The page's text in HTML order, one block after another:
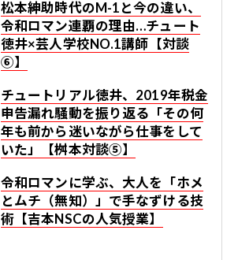
松本紳助時代のM-1と今の違い、
令和ロマン連覇の理由…チュート
徳井×芸人学校NO.1講師【対談
⑥】
チュートリアル徳井、2019年税金
申告漏れ騒動を振り返る「その何
年も前から迷いながら仕事をして
いた」【桝本対談⑤】
令和ロマンに学ぶ、大人を「ホメ
とムチ（無知）」で手なずける技
術【吉本NSCの人気授業】